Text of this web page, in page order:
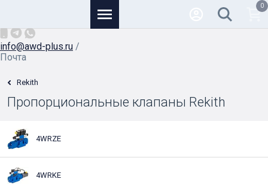
info@awd-plus.ru /
Почта
0
Rekith
Пропорциональные клапаны Rekith
4WRZE
4WRKE